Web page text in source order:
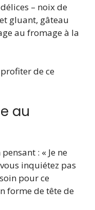
– noix de
gluant, gâteau
au fromage à la
de ce
au
: « Je ne
inquiétez pas
pour ce
forme de tête de